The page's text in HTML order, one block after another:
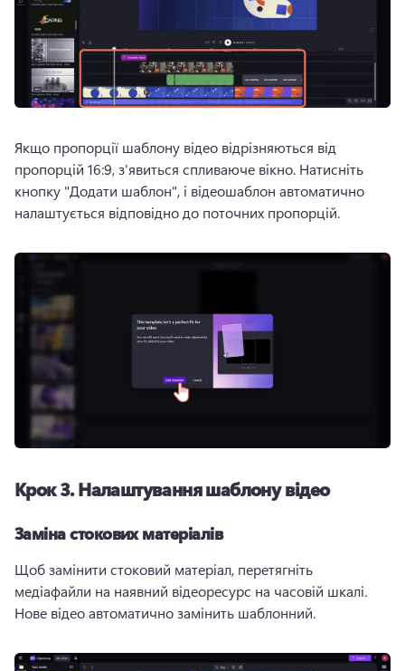
Якщо пропорції шаблону відео відрізняються від
пропорцій 16:9, з'явиться спливаюче вікно. Натисніть
кнопку "Додати шаблон", і відеошаблон автоматично
налаштується відповідно до поточних пропорцій.
Крок 3.Налаштування шаблону відео
Заміна стокових матеріалів
Щоб замінити стоковий матеріал, перетягніть
Нове відео автоматично замінить шаблонний.